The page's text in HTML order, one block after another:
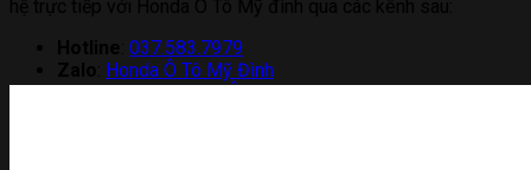
037.583.7979
Honda Ô Tô Mỹ Đình
Messenger:Honda Ô Tô Mỹ Đình